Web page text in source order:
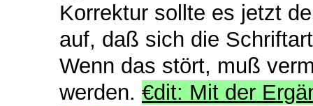
Korrektur sollte es jetzt
auf, daß sich die
Wenn das stört, muß
werden. €dit: Mit der